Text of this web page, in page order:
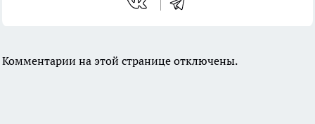
Комментарии на этой странице отключены.